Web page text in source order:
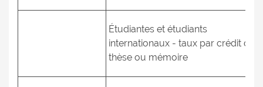
Étudiantes et étudiants
internationaux - taux par crédit de
thèse ou mémoire